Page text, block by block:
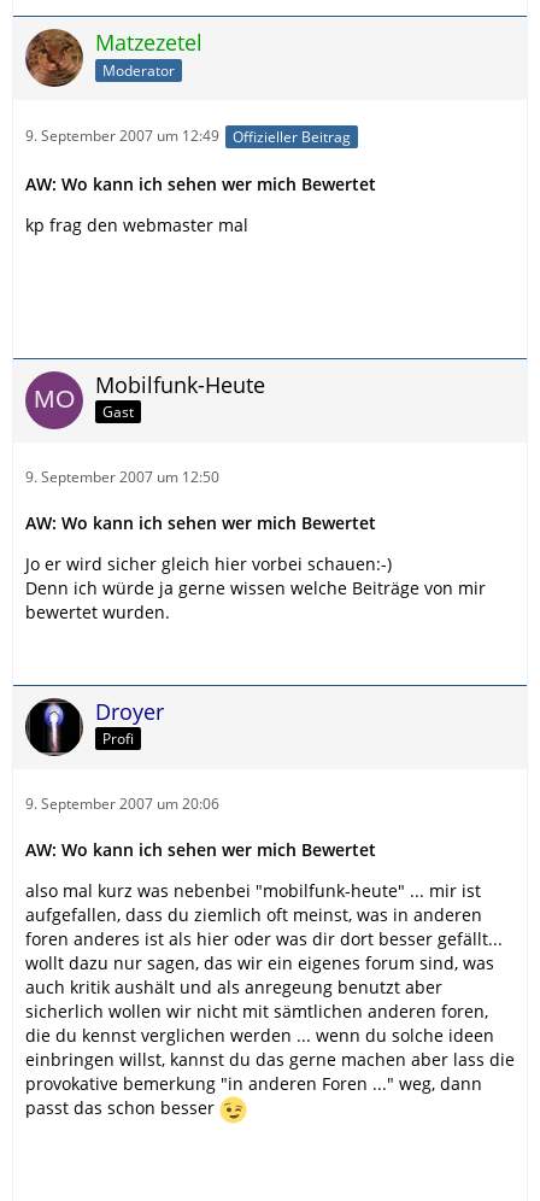
Matzezetel
Moderator
9. September 2007 um 12:49 Offizieller Beitrag
AW: Wo kann ich sehen wer mich Bewertet
kp frag den webmaster mal
Mobilfunk-Heute
Gast
9. September 2007 um 12:50
AW: Wo kann ich sehen wer mich Bewertet
Jo er wird sicher gleich hier vorbei schauen:-)
Denn ich würde ja gerne wissen welche Beiträge von mir
bewertet wurden.
Droyer
Profi
9. September 2007 um 20:06
AW: Wo kann ich sehen wer mich Bewertet
also mal kurz was nebenbei "mobilfunk-heute" ... mir ist
aufgefallen, dass du ziemlich oft meinst, was in anderen
foren anderes ist als hier oder was dir dort besser gefällt...
wollt dazu nur sagen, das wir ein eigenes forum sind, was
auch kritik aushält und als anregeung benutzt aber
sicherlich wollen wir nicht mit sämtlichen anderen foren,
die du kennst verglichen werden ... wenn du solche ideen
einbringen willst, kannst du das gerne machen aber lass die
provokative bemerkung "in anderen Foren ..." weg, dann
passt das schon besser